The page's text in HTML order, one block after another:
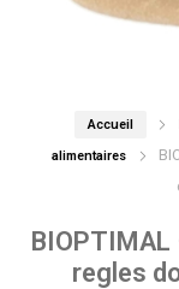
Accueil
alimentaires
regles